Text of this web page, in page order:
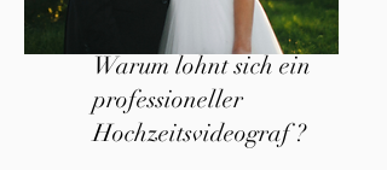
Warum lohnt sich ein
professioneller
Hochzeitsvideograf ?